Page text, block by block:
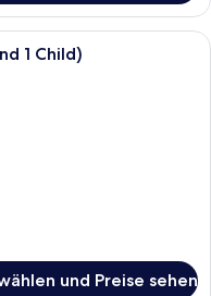
mit einem Bett,
1 Child)
und Preise sehen